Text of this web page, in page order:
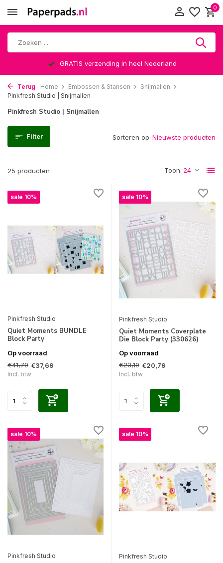
0
Altijd een leuke verrassing
Terug Home Embossen & Stansen
Snijmallen
Pinkfresh Studio | Snijmallen
Pinkfresh Studio | Snijmallen
Filter
25 producten Toon:
Sorteren op:
sale 10%
Pinkfresh Studio
Quiet Moments BUNDLE
Block Party
Op voorraad
€41,79 €37,69
Incl. btw
sale 10%
Pinkfresh Studio
Quiet Moments Coverplate
Die Block Party (330626)
Op voorraad
€23,19 €20,79
Incl. btw
sale 10%
Pinkfresh Studio
sale 10%
Pinkfresh Studio